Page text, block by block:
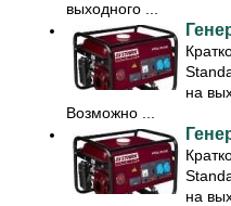
выходного ...
на
Возможно ...
на